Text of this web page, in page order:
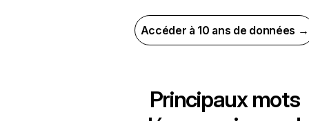
Accéder à 10 ans de données →
Principaux mots